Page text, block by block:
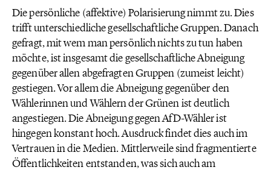
Die persönliche (affektive) Polarisierung nimmt zu. Dies
trifft unterschiedliche gesellschaftliche Gruppen. Danach
gefragt, mit wem man persönlich nichts zu tun haben
möchte, ist insgesamt die gesellschaftliche Abneigung
gegenüber allen abgefragten Gruppen (zumeist leicht)
gestiegen. Vor allem die Abneigung gegenüber den
Wählerinnen und Wählern der Grünen ist deutlich
angestiegen. Die Abneigung gegen AfD-Wähler ist
hingegen konstant hoch. Ausdruck findet dies auch im
Vertrauen in die Medien. Mittlerweile sind fragmentierte
Öffentlichkeiten entstanden, was sich auch am